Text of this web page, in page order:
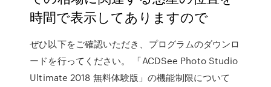
時間で表示してありますので
ぜひ以下をご確認いただき、プログラムのダウンロ
ードを行ってください。 「ACDSee Photo Studio
Ultimate 2018 無料体験版」の機能制限について